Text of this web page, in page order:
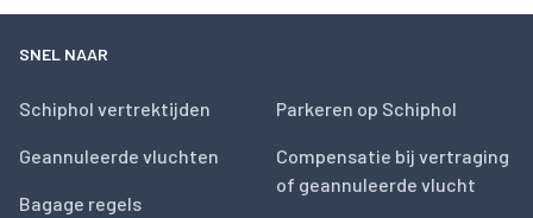
SNEL NAAR
Schiphol vertrektijden
Geannuleerde vluchten
Bagage regels
Parkeren op Schiphol
Compensatie bij vertraging
of geannuleerde vlucht